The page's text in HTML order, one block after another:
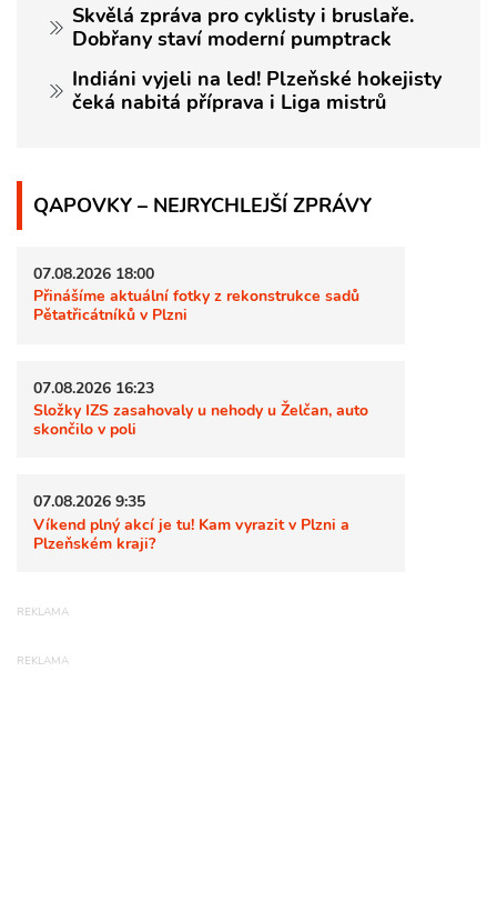
Skvělá zpráva pro cyklisty i bruslaře.
Dobřany staví moderní pumptrack
Indiáni vyjeli na led! Plzeňské hokejisty
čeká nabitá příprava i Liga mistrů
QAPOVKY – NEJRYCHLEJŠÍ ZPRÁVY
07.08.2026 18:00
Přinášíme aktuální fotky z rekonstrukce sadů
Pětatřicátníků v Plzni
07.08.2026 16:23
Složky IZS zasahovaly u nehody u Želčan, auto
skončilo v poli
07.08.2026 9:35
Víkend plný akcí je tu! Kam vyrazit v Plzni a
Plzeňském kraji?